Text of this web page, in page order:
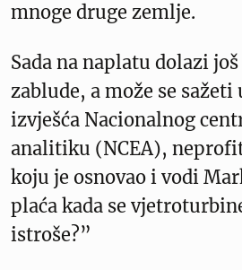
mnoge druge zemlje.
Sada na naplatu dolazi
zablude, a može se sažeti
izvješća Nacionalnog
analitiku (NCEA),
koju je osnovao i vodi
plaća kada se
istroše?”